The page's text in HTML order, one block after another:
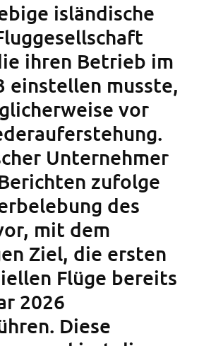
isländische
ihren Betrieb im
einstellen musste,
vor
Unternehmer
zufolge
des
mit dem
Ziel, die ersten
Flüge bereits
2026
Diese